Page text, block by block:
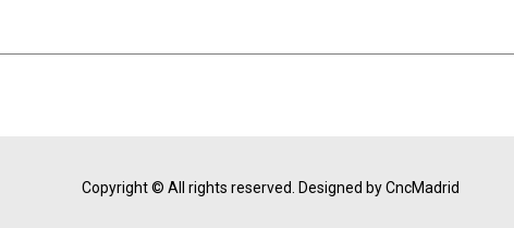
Copyright © All rights reserved. Designed by CncMadrid